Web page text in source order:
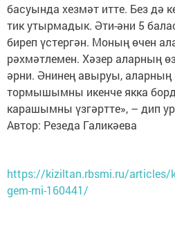
басуында хезмәт итте. Без дә
тик утырмадык. Әти-әни 5
биреп үстергән. Моның өчен
рәхмәтлемен. Хәзер аларның
әрни. Әнинең авыруы,
тормышымны икенче якка
карашымны үзгәртте», – дип
Автор: Резеда Галикәева
https://kiziltan.rbsmi.ru/articles/
gem-rni-160441/